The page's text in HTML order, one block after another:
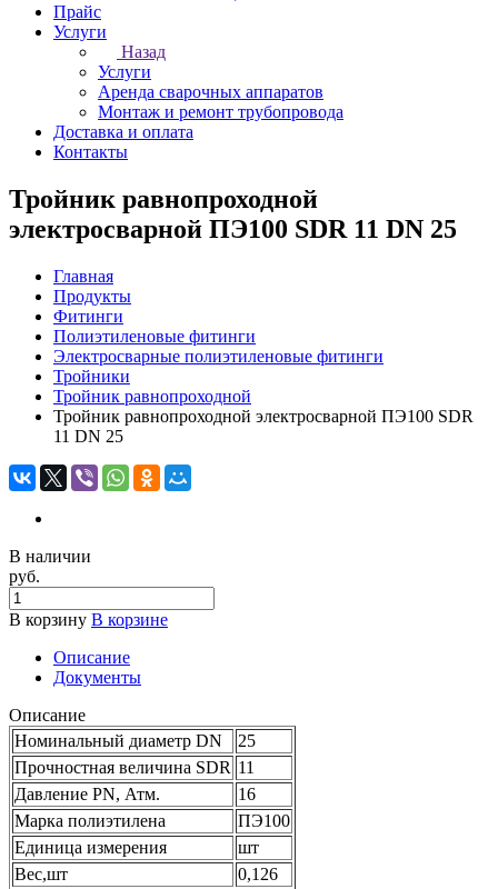
Прайс
Услуги
Назад
Услуги
Аренда сварочных аппаратов
Монтаж и ремонт трубопровода
Доставка и оплата
Контакты
Тройник равнопроходной
электросварной ПЭ100 SDR 11 DN 25
Главная
Продукты
Фитинги
Полиэтиленовые фитинги
Электросварные полиэтиленовые фитинги
Тройники
Тройник равнопроходной
Тройник равнопроходной электросварной ПЭ100 SDR
11 DN 25
В наличии
руб.
В корзину В корзине
Описание
Документы
Описание
Номинальный диаметр DN
25
Прочностная величина SDR 11
Давление PN, Атм.
16
Марка полиэтилена
ПЭ100
Единица измерения
шт
Вес,шт
0,126